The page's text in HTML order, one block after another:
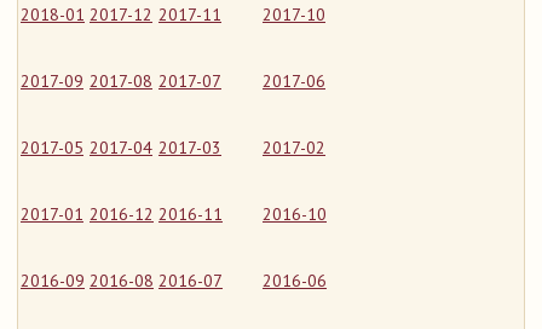
2018-01 2017-12 2017-11 2017-10
2017-09 2017-08 2017-07 2017-06
2017-05 2017-04 2017-03 2017-02
2017-01 2016-12 2016-11 2016-10
2016-09 2016-08 2016-07 2016-06